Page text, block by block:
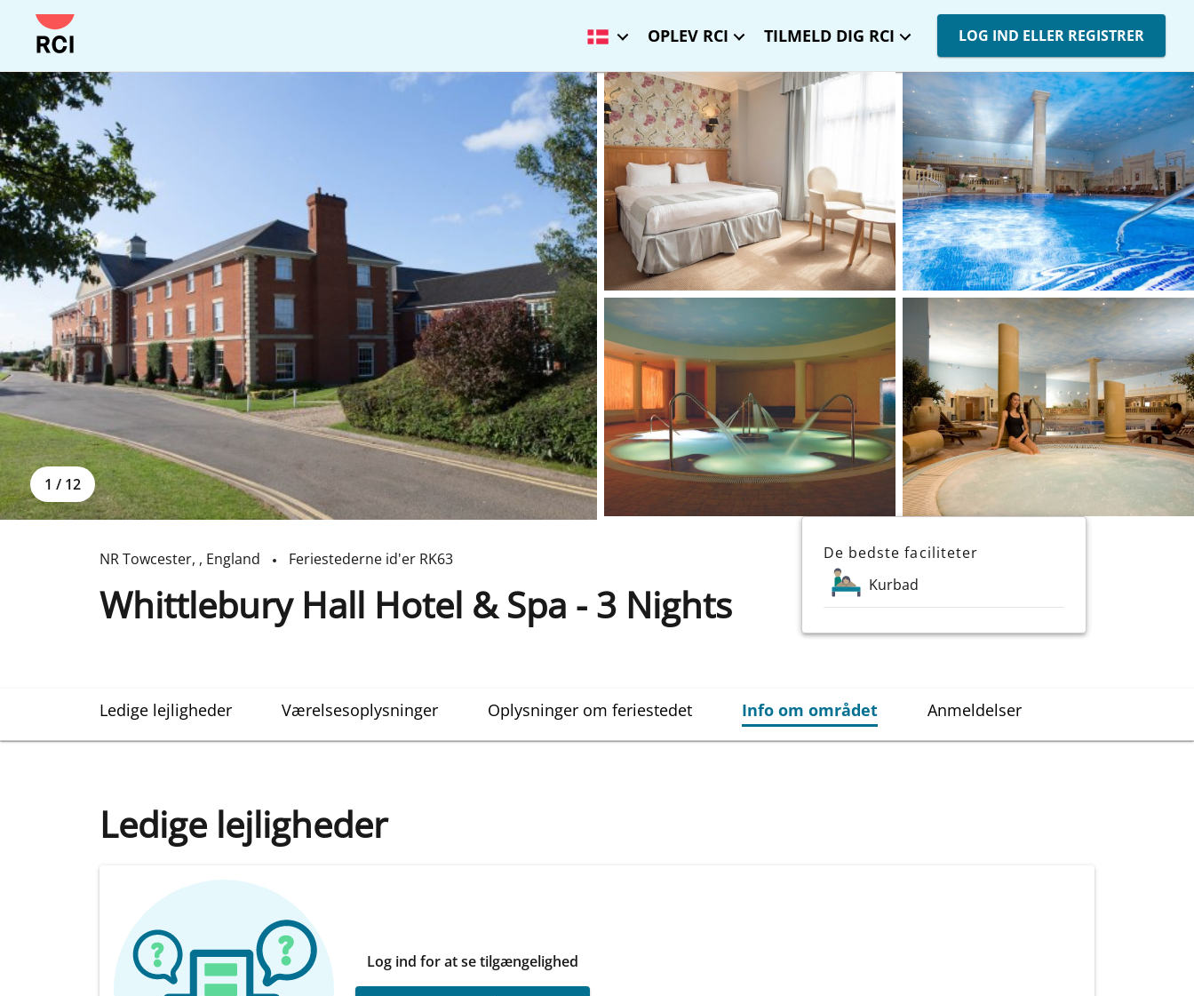
Gå
til
hovedindhold
OPLEV RCI TILMELD DIG RCI LOG IND ELLER REGISTRER
1 / 12
NR Towcester, , England Feriestederne id'er RK63
Whittlebury Hall Hotel & Spa - 3 Nights
De bedste faciliteter
Kurbad
Ledige lejligheder Værelsesoplysninger Oplysninger om feriestedet Info om området Anmeldelser
Ledige lejligheder
Log ind for at se tilgængelighed